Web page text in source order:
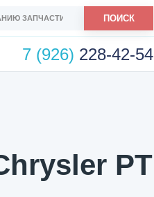
ПОИСК
7 (926) 228-42-54
PT